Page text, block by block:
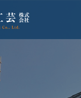
壁塗装